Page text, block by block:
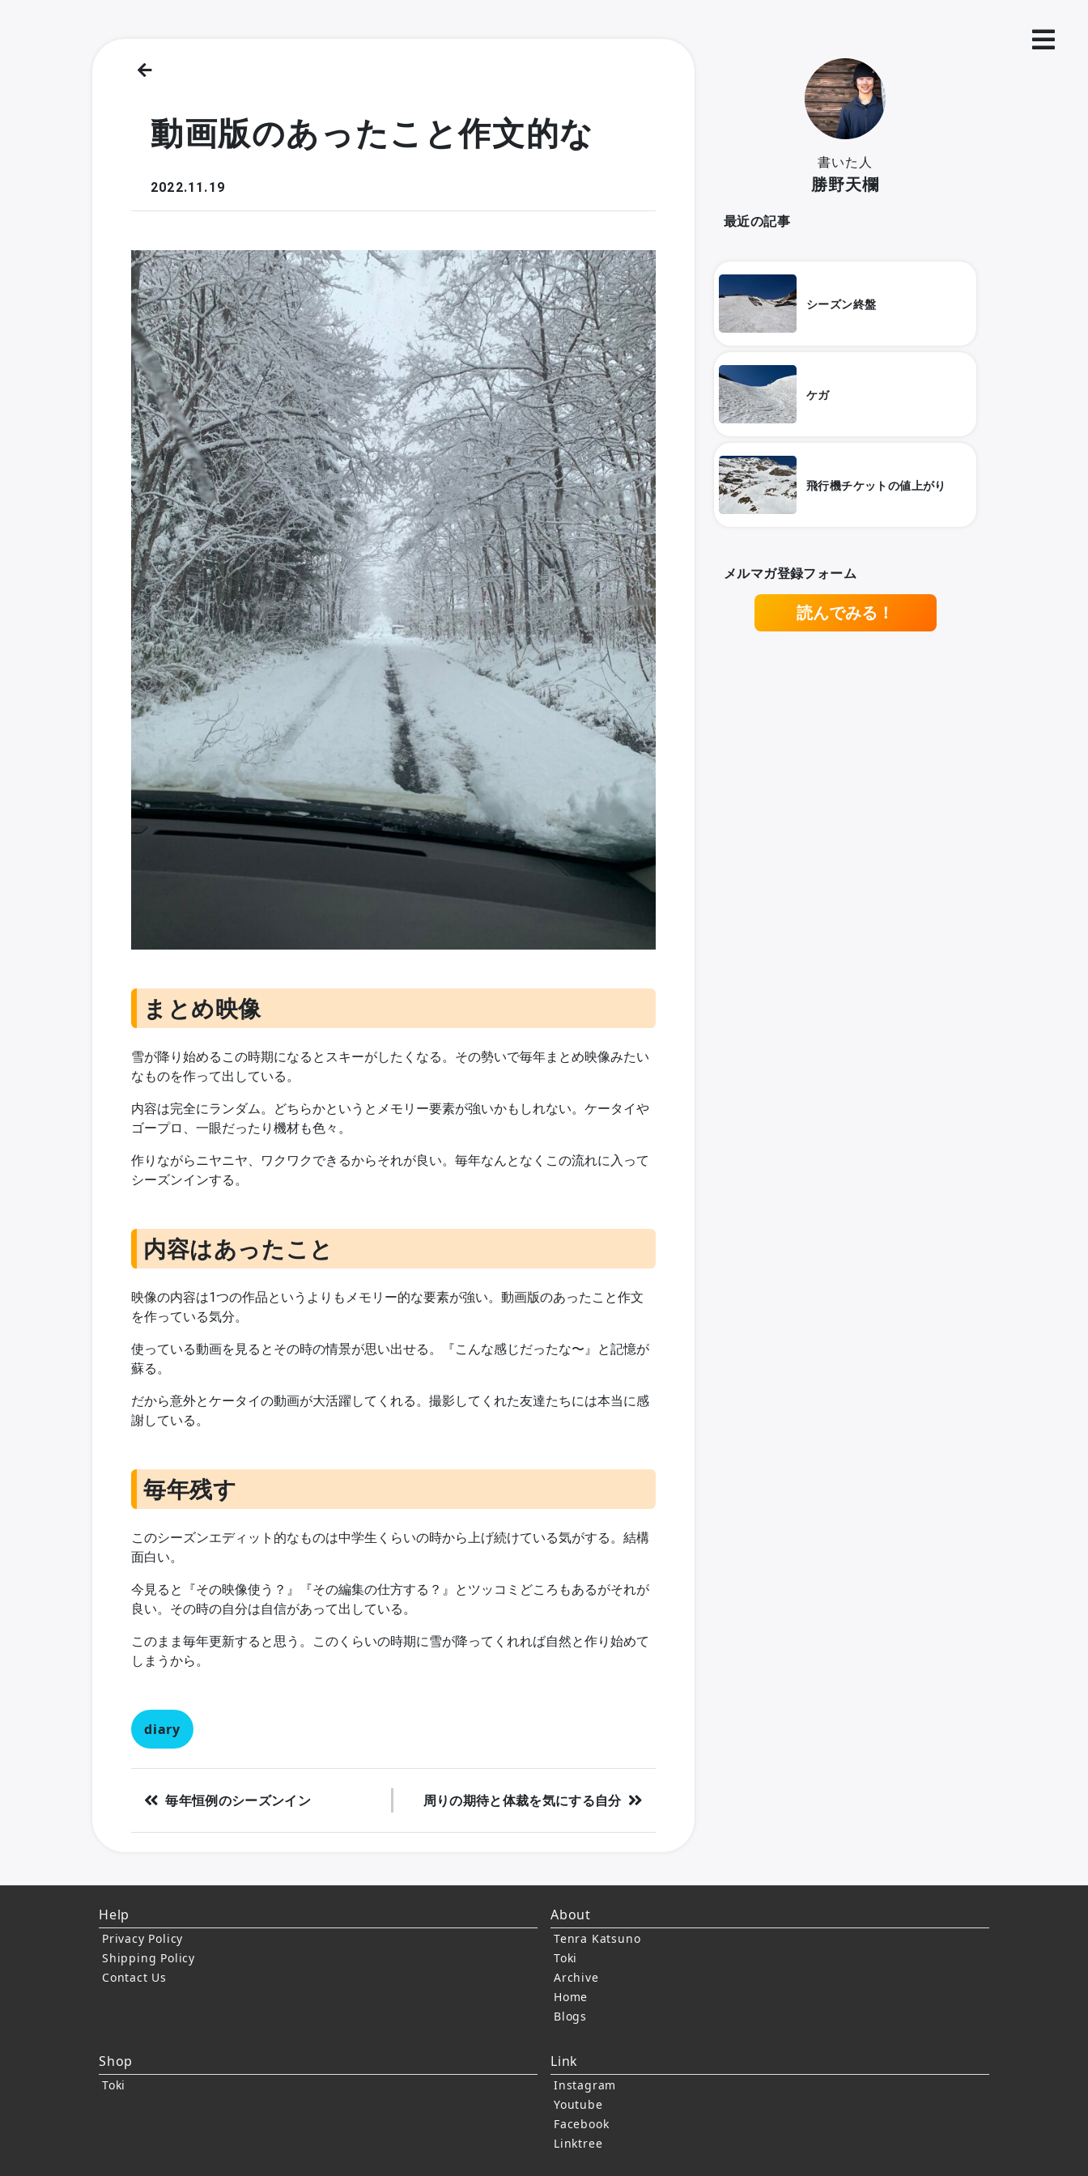
動画版のあったこと作文的な
2022.11.19
まとめ映像
雪が降り始めるこの時期になるとスキーがしたくなる。その勢いで毎年まとめ映像みたい
なものを作って出している。
内容は完全にランダム。どちらかというとメモリー要素が強いかもしれない。ケータイや
ゴープロ、一眼だったり機材も色々。
作りながらニヤニヤ、ワクワクできるからそれが良い。毎年なんとなくこの流れに入って
シーズンインする。
内容はあったこと
映像の内容は1つの作品というよりもメモリー的な要素が強い。動画版のあったこと作文
を作っている気分。
使っている動画を見るとその時の情景が思い出せる。『こんな感じだったな〜』と記憶が
蘇る。
だから意外とケータイの動画が大活躍してくれる。撮影してくれた友達たちには本当に感
謝している。
毎年残す
このシーズンエディット的なものは中学生くらいの時から上げ続けている気がする。結構
面白い。
今見ると『その映像使う？』『その編集の仕方する？』とツッコミどころもあるがそれが
良い。その時の自分は自信があって出している。
このまま毎年更新すると思う。このくらいの時期に雪が降ってくれれば自然と作り始めて
しまうから。
diary
毎年恒例のシーズンイン 周りの期待と体裁を気にする自分
書いた人
勝野天欄
最近の記事
シーズン終盤
ケガ
飛行機チケットの値上がり
メルマガ登録フォーム
読んでみる！
Help
Privacy Policy
Shipping Policy
Contact Us
About
Tenra Katsuno
Toki
Archive
Home
Blogs
Shop
Toki
Link
Instagram
Youtube
Facebook
Linktree